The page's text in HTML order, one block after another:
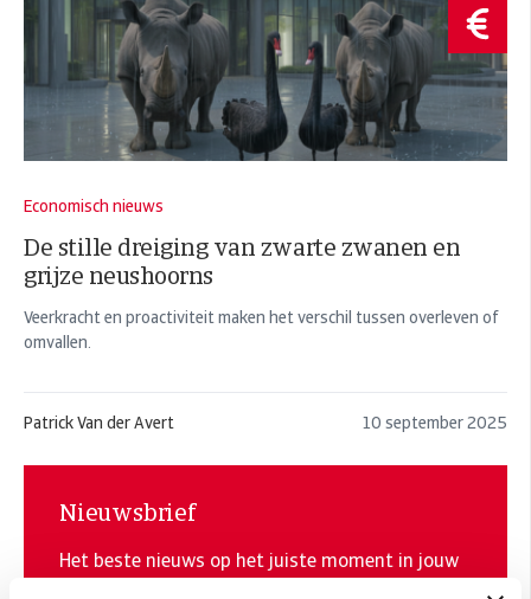
Economisch nieuws
De stille dreiging van zwarte zwanen en
grijze neushoorns
Veerkracht en proactiviteit maken het verschil tussen overleven of
omvallen.
Patrick Van der Avert 10 september 2025
Nieuwsbrief
Het beste nieuws op het juiste moment in jouw